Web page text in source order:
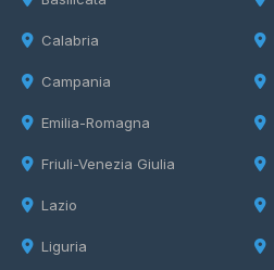
Calabria
Campania
Emilia-Romagna
Friuli-Venezia Giulia
Lazio
Liguria